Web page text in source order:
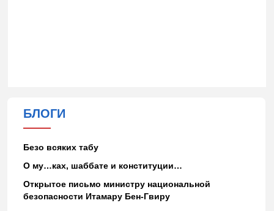
БЛОГИ
Безо всяких табу
О му…ках, шаббате и конституции…
Открытое письмо министру национальной
безопасности Итамару Бен-Гвиру